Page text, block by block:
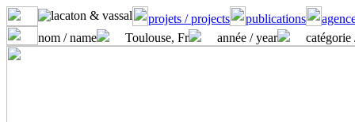
projets / projects publications
nom / name
Toulouse, Fr année / year catégorie